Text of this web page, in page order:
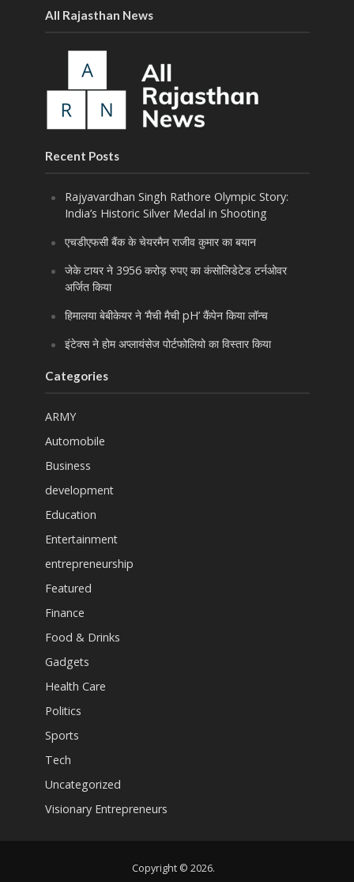
All Rajasthan News
Recent Posts
Rajyavardhan Singh Rathore Olympic Story:
India’s Historic Silver Medal in Shooting
एचडीएफसी बैंक के चेयरमैन राजीव कुमार का बयान
जेके टायर ने 3956 करोड़ रुपए का कंसोलिडेटेड टर्नओवर
अर्जित किया
हिमालया बेबीकेयर ने ‘मैची मैची pH’ कैंपेन किया लॉन्च
इंटेक्स ने होम अप्लायंसेज पोर्टफोलियो का विस्तार किया
Categories
ARMY
Automobile
Business
development
Education
Entertainment
entrepreneurship
Featured
Finance
Food & Drinks
Gadgets
Health Care
Politics
Sports
Tech
Uncategorized
Visionary Entrepreneurs
Copyright © 2026.